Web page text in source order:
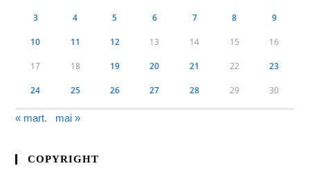
3 4 5 6 7 8 9
10 11 12 13 14 15 16
17 18 19 20 21 22 23
24 25 26 27 28 29 30
« mart. mai »
COPYRIGHT